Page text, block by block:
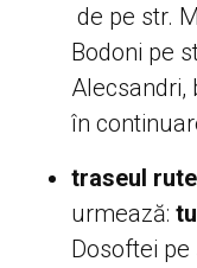
de pe str.
Bodoni pe
Alecsandri,
în
traseul
urmează:
Dosoftei pe